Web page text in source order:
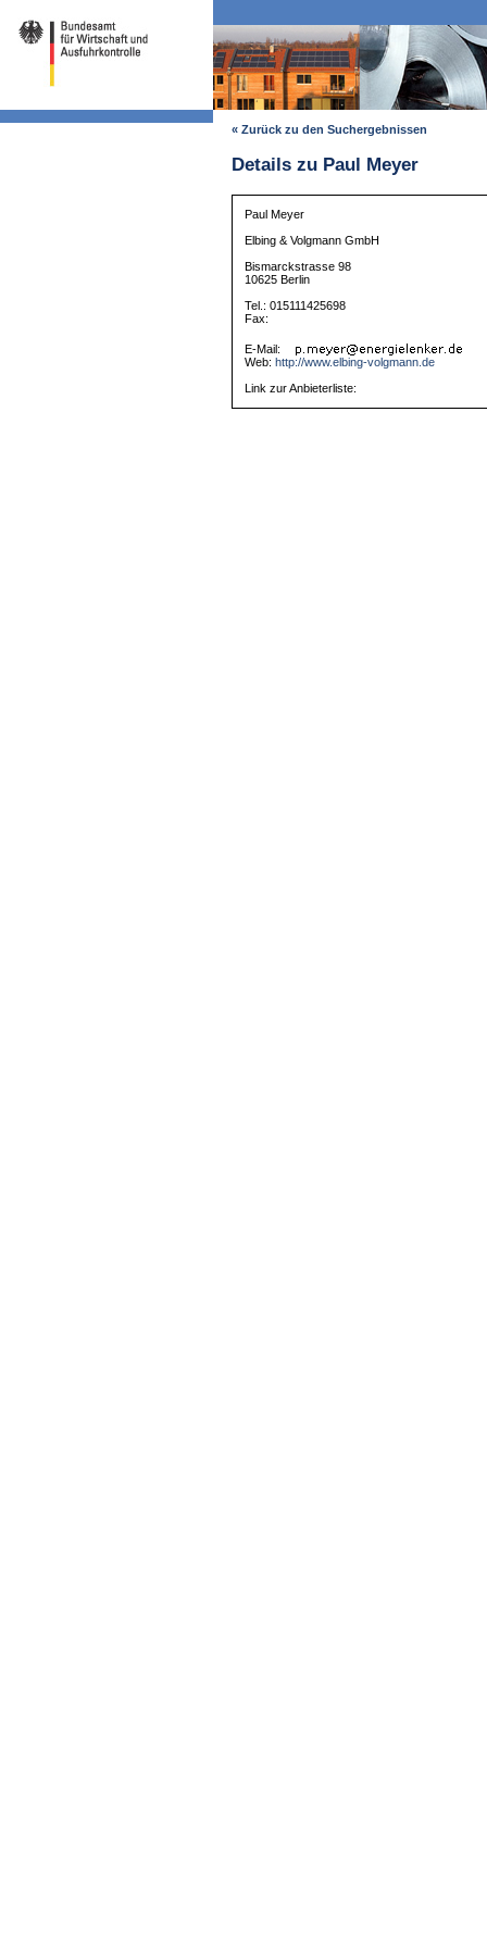
« Zurück zu den Suchergebnissen
Details zu Paul Meyer
Paul Meyer
Elbing & Volgmann GmbH
Bismarckstrasse 98
10625 Berlin
Tel.: 015111425698
Fax:
E-Mail:
Web: http://www.elbing-volgmann.de
Link zur Anbieterliste: